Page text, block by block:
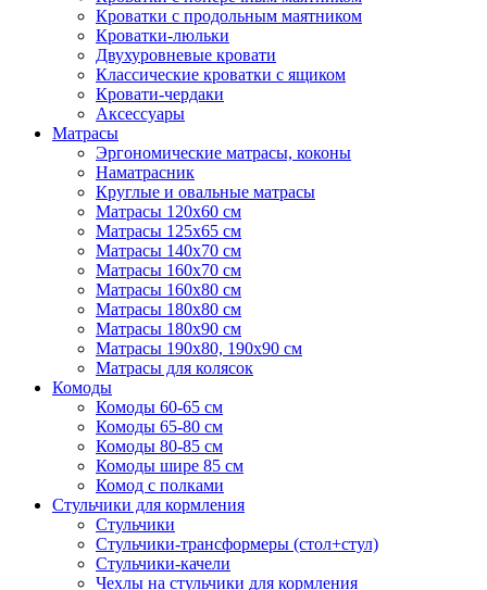
Кроватки с продольным маятником
Кроватки-люльки
Двухуровневые кровати
Классические кроватки с ящиком
Кровати-чердаки
Аксессуары
Матрасы
Эргономические матрасы, коконы
Наматрасник
Круглые и овальные матрасы
Матрасы 120х60 см
Матрасы 125х65 см
Матрасы 140х70 см
Матрасы 160х70 см
Матрасы 160х80 см
Матрасы 180х80 см
Матрасы 180х90 см
Матрасы 190х80, 190х90 см
Матрасы для колясок
Комоды
Комоды 60-65 см
Комоды 65-80 см
Комоды 80-85 см
Комоды шире 85 см
Комод с полками
Стульчики для кормления
Стульчики
Стульчики-трансформеры (стол+стул)
Стульчики-качели
Чехлы на стульчики для кормления